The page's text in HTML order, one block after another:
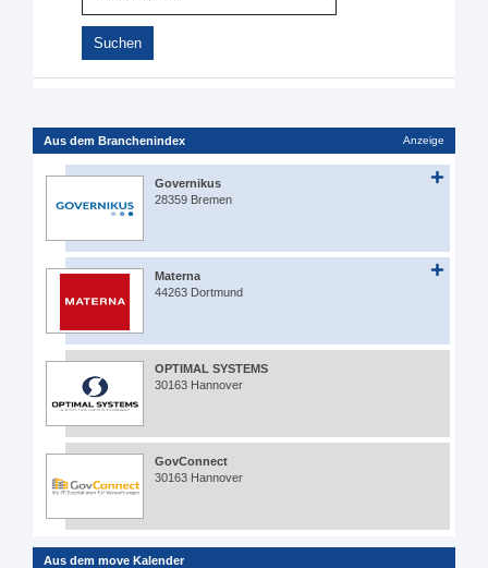
Aus dem Branchenindex Anzeige
Governikus
28359 Bremen
Materna
44263 Dortmund
OPTIMAL SYSTEMS
30163 Hannover
GovConnect
30163 Hannover
Aus dem move Kalender